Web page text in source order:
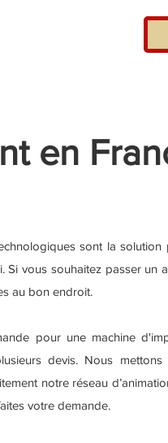
en
sont la solution
Si vous souhaitez passer un
au bon endroit.
pour une machine
devis. Nous
notre réseau
votre demande.